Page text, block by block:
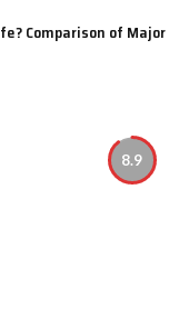
Comparison of Major
8.9